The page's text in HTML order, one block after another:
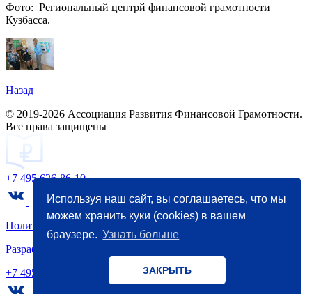
Используя наш сайт, вы соглашаетесь, что мы
можем хранить куки (cookies) в вашем
браузере. Узнать больше
ЗАКРЫТЬ
Фото: Региональный центрй финансовой грамотности
Кузбасса.
Назад
© 2019-2026 Ассоциация Развития Финансовой Грамотности.
Все права защищены
+7 495 626-86-10
Политика конфиденциальности
Разработка
+7 495 626-86-10